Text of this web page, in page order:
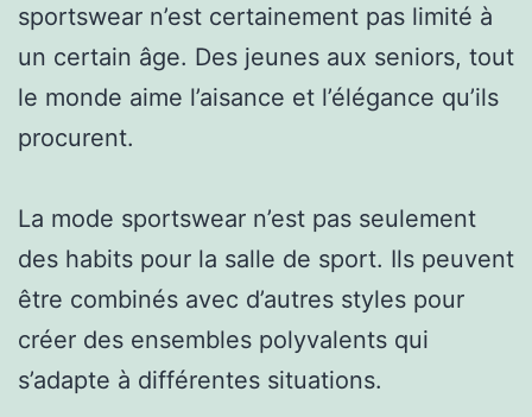
sportswear n’est certainement pas limité à
un certain âge. Des jeunes aux seniors, tout
le monde aime l’aisance et l’élégance qu’ils
procurent.
La mode sportswear n’est pas seulement
des habits pour la salle de sport. Ils peuvent
être combinés avec d’autres styles pour
créer des ensembles polyvalents qui
s’adapte à différentes situations.